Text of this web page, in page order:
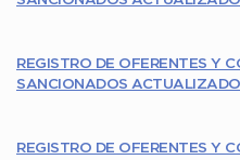
REGISTRO DE OFERENTES Y
SANCIONADOS
REGISTRO DE OFERENTES Y